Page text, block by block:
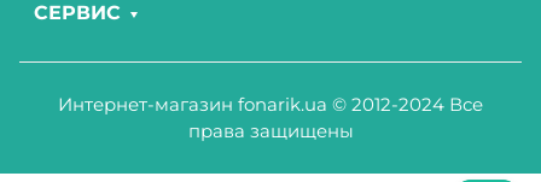
СЕРВИС
Интернет-магазин fonarik.ua © 2012-2024 Все
права защищены